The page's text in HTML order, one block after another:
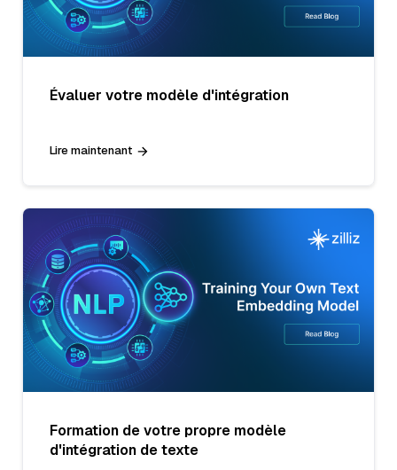
Évaluer votre modèle d'intégration
Lire maintenant
Formation de votre propre modèle
d'intégration de texte